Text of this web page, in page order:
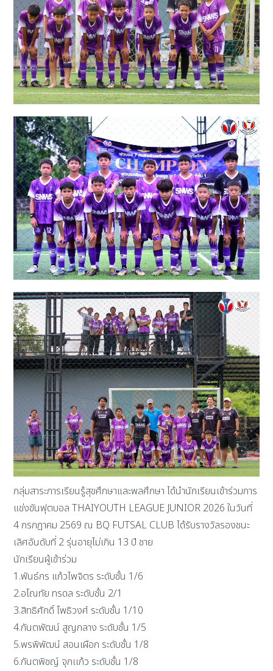
กลุ่มสาระการเรียนรู้สุขศึกษาและพลศึกษา ได้นำนักเรียนเข้าร่วมการ
แข่งขันฟุตบอล THAIYOUTH LEAGUE JUNIOR 2026 ในวันที่
4 กรกฎาคม 2569 ณ BQ FUTSAL CLUB ได้รับรางวัลรองชนะ
เลิศอันดับที่ 2 รุ่นอายุไม่เกิน 13 ปี ชาย
นักเรียนผู้เข้าร่วม
1.พันธ์กร แก้วไพจิตร ระดับชั้น 1/6
2.อโณทัย ทรดล ระดับชั้น 2/1
3.สิทธิศักดิ์ โพธิวงศ์ ระดับชั้น 1/10
4.กันตพัฒน์ สูญกลาง ระดับชั้น 1/5
5.พรพิพัฒน์ สอนเผือก ระดับชั้น 1/8
6.กันตพิชญ์ จุกเเก้ว ระดับชั้น 1/8